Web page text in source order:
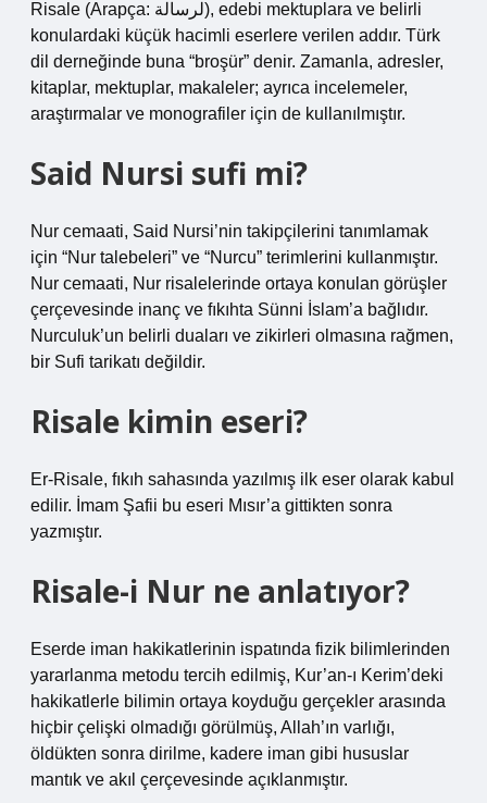
Risale (Arapça: لرسالة), edebi mektuplara ve belirli
konulardaki küçük hacimli eserlere verilen addır. Türk
dil derneğinde buna “broşür” denir. Zamanla, adresler,
kitaplar, mektuplar, makaleler; ayrıca incelemeler,
araştırmalar ve monografiler için de kullanılmıştır.
Said Nursi sufi mi?
Nur cemaati, Said Nursi’nin takipçilerini tanımlamak
için “Nur talebeleri” ve “Nurcu” terimlerini kullanmıştır.
Nur cemaati, Nur risalelerinde ortaya konulan görüşler
çerçevesinde inanç ve fıkıhta Sünni İslam’a bağlıdır.
Nurculuk’un belirli duaları ve zikirleri olmasına rağmen,
bir Sufi tarikatı değildir.
Risale kimin eseri?
Er-Risale, fıkıh sahasında yazılmış ilk eser olarak kabul
edilir. İmam Şafii bu eseri Mısır’a gittikten sonra
yazmıştır.
Risale-i Nur ne anlatıyor?
Eserde iman hakikatlerinin ispatında fizik bilimlerinden
yararlanma metodu tercih edilmiş, Kur’an-ı Kerim’deki
hakikatlerle bilimin ortaya koyduğu gerçekler arasında
hiçbir çelişki olmadığı görülmüş, Allah’ın varlığı,
öldükten sonra dirilme, kadere iman gibi hususlar
mantık ve akıl çerçevesinde açıklanmıştır.